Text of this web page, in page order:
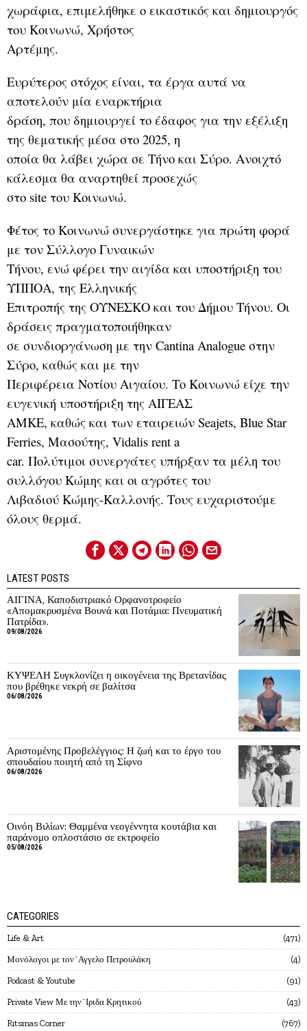
χωράφια, επιμελήθηκε ο εικαστικός και δημιουργός
του Κοινωνώ, Χρήστος
Αρτέμης.
Ευρύτερος στόχος είναι, τα έργα αυτά να
αποτελούν μία εναρκτήρια
δράση, που δημιουργεί το έδαφος για την εξέλιξη
της θεματικής μέσα στο 2025, η
οποία θα λάβει χώρα σε Τήνο και Σύρο. Ανοιχτό
κάλεσμα θα αναρτηθεί προσεχώς
στο site του Κοινωνώ.
Φέτος το Κοινωνώ συνεργάστηκε για πρώτη φορά
με τον Σύλλογο Γυναικών
Τήνου, ενώ φέρει την αιγίδα και υποστήριξη του
ΥΠΠΟΑ, της Ελληνικής
Επιτροπής της ΟΥΝΕΣΚΟ και του Δήμου Τήνου. Οι
δράσεις πραγματοποιήθηκαν
σε συνδιοργάνωση με την Cantina Analogue στην
Σύρο, καθώς και με την
Περιφέρεια Νοτίου Αιγαίου. Το Κοινωνώ είχε την
ευγενική υποστήριξη της ΑΙΓΕΑΣ
ΑΜΚΕ, καθώς και των εταιρειών Seajets, Blue Star
Ferries, Μασούτης, Vidalis rent a
car. Πολύτιμοι συνεργάτες υπήρξαν τα μέλη του
συλλόγου Κώμης και οι αγρότες του
Λιβαδιού Κώμης-Καλλονής. Τους ευχαριστούμε
όλους θερμά.
LATEST POSTS
ΑΙΓΙΝΑ, Καποδιστριακό Ορφανοτροφείο
«Απομακρυσμένα Βουνά και Ποτάμια: Πνευματική
Πατρίδα».
09/08/2026
ΚΥΨΕΛΗ Συγκλονίζει η οικογένεια της Βρετανίδας
που βρέθηκε νεκρή σε βαλίτσα
06/08/2026
Αριστομένης Προβελέγγιος: Η ζωή και το έργο του
σπουδαίου ποιητή από τη Σίφνο
06/08/2026
Οινόη Βιλίων: Θαμμένα νεογέννητα κουτάβια και
παράνομο οπλοστάσιο σε εκτροφείο
05/08/2026
CATEGORIES
Life & Art 471
Mονόλογοι με τον`Αγγελο Πετρουλάκη 4
Podcast & Youtube 91
Private View Με την`Ιριδα Κρητικού 43
Ritsmas Corner 767